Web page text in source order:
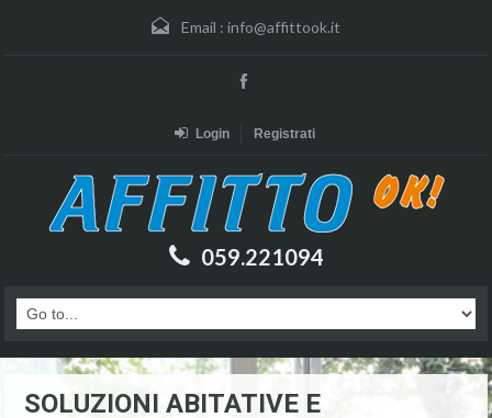
Email : info@affittook.it
Login Registrati
059.221094
SOLUZIONI ABITATIVE E